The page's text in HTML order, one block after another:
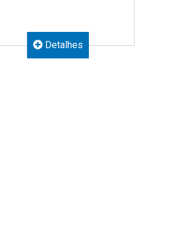
Detalhes